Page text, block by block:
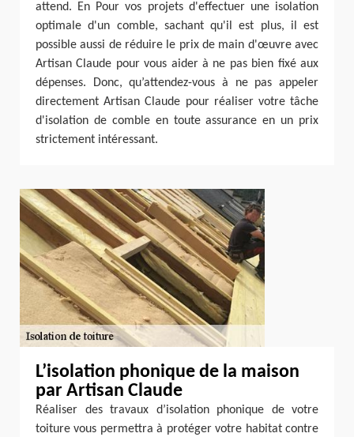
attend. En Pour vos projets d'effectuer une isolation
optimale d'un comble, sachant qu'il est plus, il est
possible aussi de réduire le prix de main d'œuvre avec
Artisan Claude pour vous aider à ne pas bien fixé aux
dépenses. Donc, qu’attendez-vous à ne pas appeler
directement Artisan Claude pour réaliser votre tâche
d'isolation de comble en toute assurance en un prix
strictement intéressant.
L’isolation phonique de la maison
par Artisan Claude
Réaliser des travaux d’isolation phonique de votre
toiture vous permettra à protéger votre habitat contre